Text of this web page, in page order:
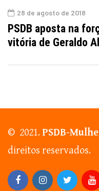
28 de agosto de 2018
PSDB aposta na
vitória de Geraldo
© 2021.PSDB-
direitos reservados.